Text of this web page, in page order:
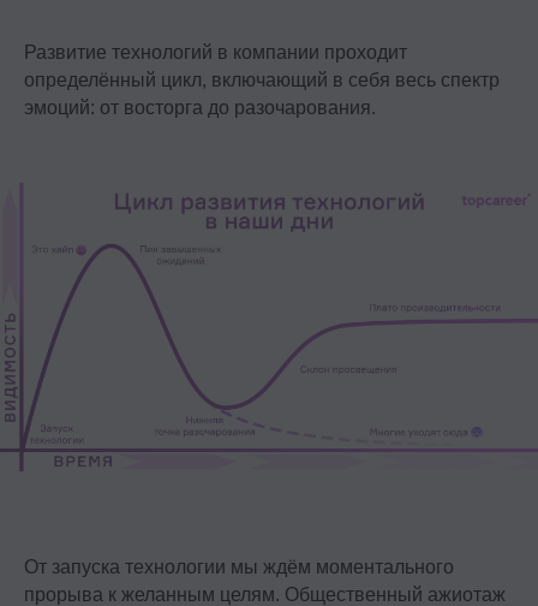
Развитие технологий в компании проходит
определённый цикл, включающий в себя весь спектр
эмоций: от восторга до разочарования.
От запуска технологии мы ждём моментального
прорыва к желанным целям. Общественный ажиотаж